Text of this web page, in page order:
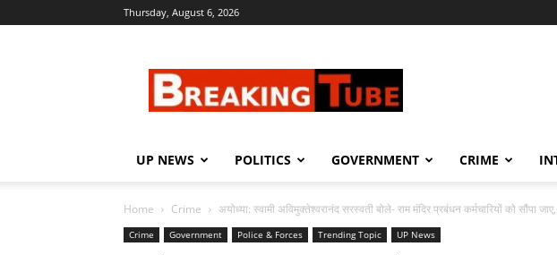
Thursday, August 6, 2026
UP NEWS POLITICS GOVERNMENT CRIME
Home Crime अयोध्या: स्वामी अविमुक्तेश्वरानंद सरस्वती बोले- राम मंदिर प्रबंधन कर्मचारियों को सौंपा
Crime Government Police & Forces Trending Topic UP News